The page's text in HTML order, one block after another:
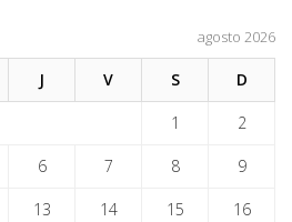
agosto 2026
J V S D
1 2
6 7 8 9
13 14 15 16